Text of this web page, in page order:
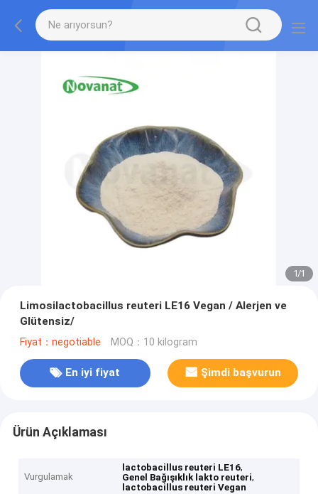
1/1
Limosilactobacillus reuteri LE16 Vegan / Alerjen ve
Glütensiz/
Fiyat：negotiable MOQ：10 kilogram
En iyi fiyat Şimdi başvurun
Ürün Açıklaması
Vurgulamak
lactobacillus reuteri LE16,
Genel Bağışıklık lakto reuteri,
lactobacillus reuteri Vegan